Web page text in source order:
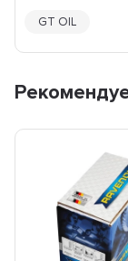
GT OIL